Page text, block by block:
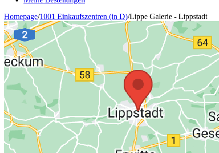
Homepage/1001 Einkaufszentren (in D)/Lippe Galerie - Lippstadt